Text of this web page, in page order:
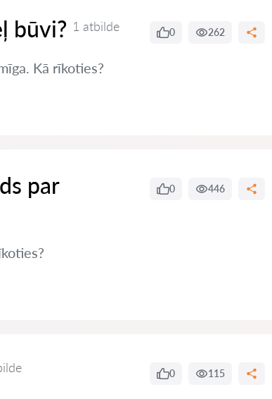
būvi? 1 atbilde 0 262
Kā rīkoties?
par
0 446
0 115